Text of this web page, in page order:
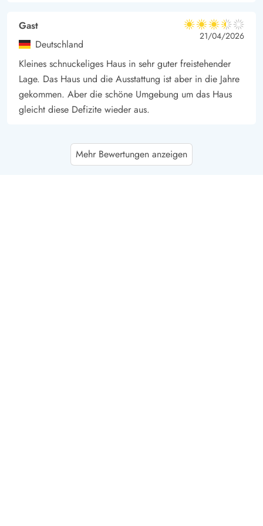
Gast
Deutschland
3.5 von 5
3.5 von 5
3.5 out of 5
21/04/2026
Kleines schnuckeliges Haus in sehr guter freistehender
Lage. Das Haus und die Ausstattung ist aber in die Jahre
gekommen. Aber die schöne Umgebung um das Haus
gleicht diese Defizite wieder aus.
Deutschland
4.5 von 5
4.5 out of 5
Mehr Bewertungen anzeigen